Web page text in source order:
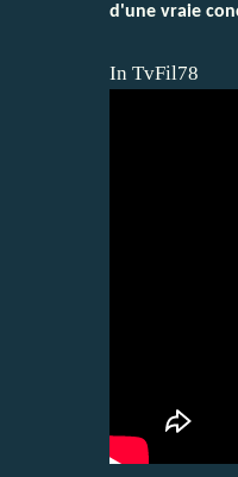
d'une vraie
In TvFil78